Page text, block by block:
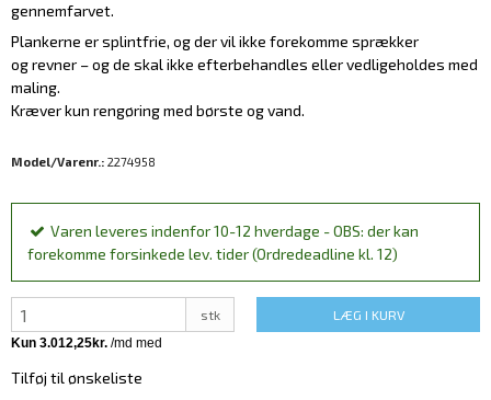
gennemfarvet.
Plankerne er splintfrie, og der vil ikke forekomme sprækker
og revner – og de skal ikke efterbehandles eller vedligeholdes med
maling.
Kræver kun rengøring med børste og vand.
Model/Varenr.: 2274958
Varen leveres indenfor 10-12 hverdage - OBS: der kan
forekomme forsinkede lev. tider (Ordredeadline kl. 12)
stk LÆG I KURV
Tilføj til ønskeliste